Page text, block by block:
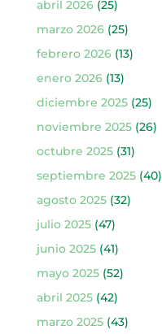
abril 2026(25)
marzo 2026(25)
febrero 2026(13)
enero 2026(13)
diciembre 2025(25)
noviembre 2025(26)
octubre 2025(31)
septiembre 2025(40)
agosto 2025(32)
julio 2025(47)
junio 2025(41)
mayo 2025(52)
abril 2025(42)
marzo 2025(43)